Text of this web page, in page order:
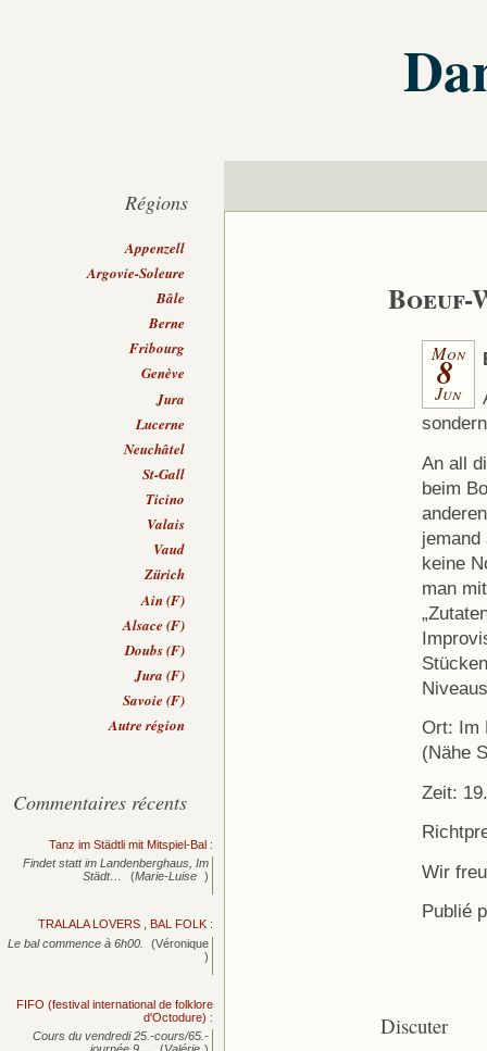
Boeuf-
Mon
8
Jun
An all
beim
keine
man
Ort: Im
(Nähe
Zeit:
Wir
Publié
Discuter
Régions
Appenzell
Argovie-Soleure
Bâle
Berne
Fribourg
Genève
Jura
Lucerne
Neuchâtel
St-Gall
Ticino
Valais
Vaud
Zürich
Ain (F)
Alsace (F)
Doubs (F)
Jura (F)
Savoie (F)
Autre région
Commentaires récents
Tanz im Städtli mit Mitspiel-Bal :
Findet statt im Landenberghaus, Im
Städt…
(Marie-Luise )
TRALALA LOVERS , BAL FOLK :
Le bal commence à 6h00.
(Véronique
)
FIFO (festival international de folklore
d'Octodure) :
Cours du vendredi 25.-cours/65.-